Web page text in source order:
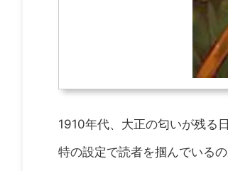
1910年代、大正の匂いが残る
特の設定で読者を掴んでいる